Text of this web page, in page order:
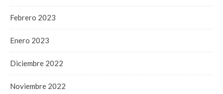
Febrero 2023
Enero 2023
Diciembre 2022
Noviembre 2022